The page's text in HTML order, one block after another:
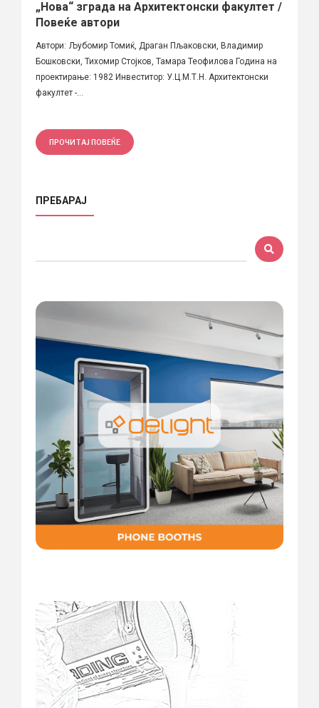
„Нова“ зграда на Архитектонски факултет /
Повеќе автори
Автори: Љубомир Томиќ, Драган Пљаковски, Владимир
Бошковски, Тихомир Стојков, Тамара Теофилова Година на
проектирање: 1982 Инвеститор: У.Ц.М.Т.Н. Архитектонски
факултет -...
ПРОЧИТАЈ ПОВЕЌЕ
ПРЕБАРАЈ